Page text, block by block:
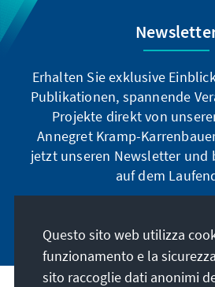
Erhalten Sie exklusive
Publikationen, spannende
Projekte direkt von
Annegret Kramp-
jetzt unseren Newsletter und
auf dem
Questo sito web utilizza
funzionamento e la
sito raccoglie dati anonimi